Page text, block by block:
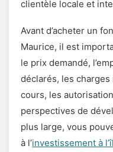
clientèle locale et
Avant d’acheter un
Maurice, il est
le prix demandé,
déclarés, les
cours, les
perspectives de
plus large, vous
à l’investissement à